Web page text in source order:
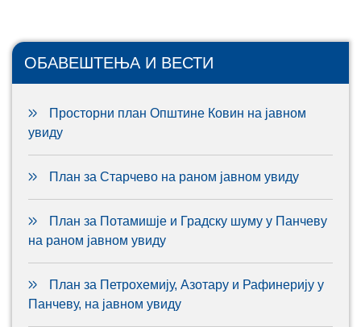
ОБАВЕШТЕЊА И ВЕСТИ
Просторни план Општине Ковин на јавном
увиду
План за Старчево на раном јавном увиду
План за Потамишје и Градску шуму у Панчеву
на раном јавном увиду
План за Петрохемију, Азотару и Рафинерију у
Панчеву, на јавном увиду